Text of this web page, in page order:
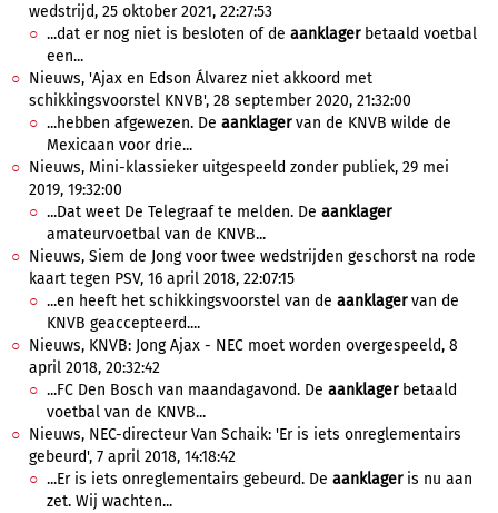
wedstrijd, 25 oktober 2021, 22:27:53
...dat er nog niet is besloten of de aanklagerbetaald voetbal
een...
Nieuws, 'Ajax en Edson Álvarez niet akkoord met
schikkingsvoorstel KNVB', 28 september 2020, 21:32:00
...hebben afgewezen. De aanklagervan de KNVB wilde de
Mexicaan voor drie...
Nieuws, Mini-klassieker uitgespeeld zonder publiek, 29 mei
2019, 19:32:00
...Dat weet De Telegraaf te melden. De aanklager
amateurvoetbal van de KNVB...
Nieuws, Siem de Jong voor twee wedstrijden geschorst na rode
kaart tegen PSV, 16 april 2018, 22:07:15
...en heeft het schikkingsvoorstel van de aanklagervan de
KNVB geaccepteerd....
Nieuws, KNVB: Jong Ajax - NEC moet worden overgespeeld, 8
april 2018, 20:32:42
...FC Den Bosch van maandagavond. De aanklagerbetaald
voetbal van de KNVB...
Nieuws, NEC-directeur Van Schaik: 'Er is iets onreglementairs
gebeurd', 7 april 2018, 14:18:42
...Er is iets onreglementairs gebeurd. De aanklageris nu aan
zet. Wij wachten...